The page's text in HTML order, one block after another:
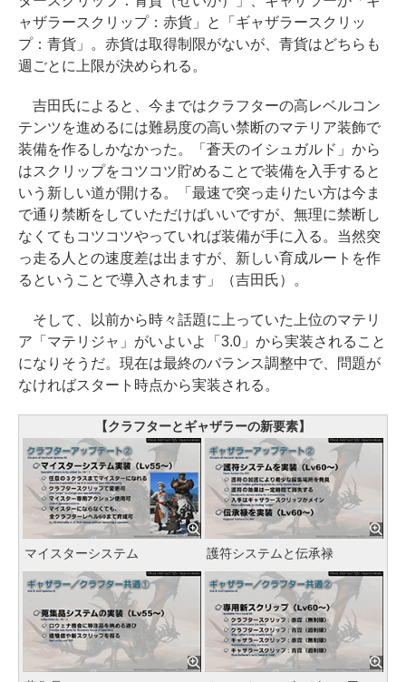
ャザラースクリップ：赤貨」と「ギャザラースクリッ
プ：青貨」。赤貨は取得制限がないが、青貨はどちらも
週ごとに上限が決められる。
吉田氏によると、今まではクラフターの高レベルコン
テンツを進めるには難易度の高い禁断のマテリア装飾で
装備を作るしかなかった。「蒼天のイシュガルド」から
はスクリップをコツコツ貯めることで装備を入手すると
いう新しい道が開ける。「最速で突っ走りたい方は今ま
で通り禁断をしていただけばいいですが、無理に禁断し
なくてもコツコツやっていれば装備が手に入る。当然突
っ走る人との速度差は出ますが、新しい育成ルートを作
るということで導入されます」（吉田氏）。
そして、以前から時々話題に上っていた上位のマテリ
ア「マテリジャ」がいよいよ「3.0」から実装されること
になりそうだ。現在は最終のバランス調整中で、問題が
なければスタート時点から実装される。
【クラフターとギャザラーの新要素】
マイスターシステム 護符システムと伝承禄